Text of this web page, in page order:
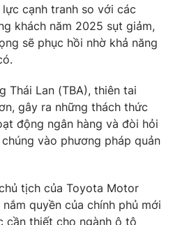
Infographic
VTV Thể thao
Bất động sản
Tấm lòng Việt
cạnh tranh so với các
khách năm 2025 sụt giảm,
sẽ phục hồi nhờ khả năng
Thái Lan (TBA), thiên tai
gây ra những thách thức
động ngân hàng và đòi hỏi
vào phương pháp quản
tịch của Toyota Motor
quyền của chính phủ mới
cần thiết cho ngành ô tô